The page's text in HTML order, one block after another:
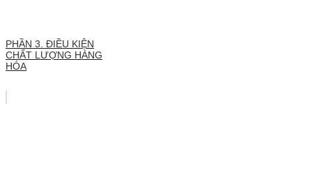
PHẦN 3. ĐIỀU KIỆN
CHẤT LƯỢNG HÀNG
HÓA